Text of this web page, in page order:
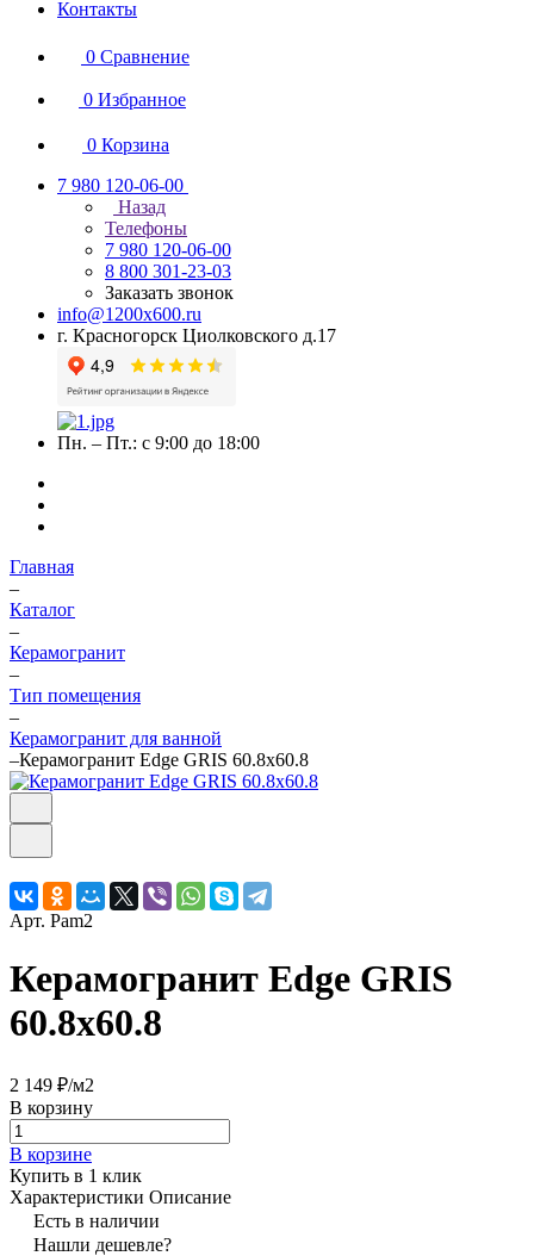
Контакты
0 Сравнение
0 Избранное
0 Корзина
7 980 120-06-00
Назад
Телефоны
7 980 120-06-00
8 800 301-23-03
Заказать звонок
info@1200x600.ru
г. Красногорск Циолковского д.17
Пн. – Пт.: с 9:00 до 18:00
Главная
–
Каталог
–
Керамогранит
–
Тип помещения
–
Керамогранит для ванной
–Керамогранит Edge GRIS 60.8x60.8
Арт. Pam2
Керамогранит Edge GRIS
60.8x60.8
2 149 ₽/м2
В корзину
В корзине
Купить в 1 клик
Характеристики Описание
Есть в наличии
Нашли дешевле?